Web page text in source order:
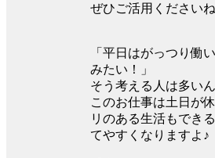
ぜひご活用ください
「平日はがっつり働
みたい！」
そう考える人は多い
このお仕事は土日が
リのある生活もでき
てやすくなりますよ♪